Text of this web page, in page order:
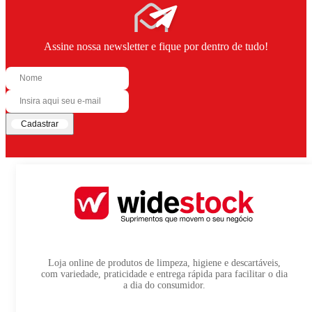
Assine nossa newsletter e fique por dentro de tudo!
Cadastrar
Loja online de produtos de limpeza, higiene e descartáveis,
com variedade, praticidade e entrega rápida para facilitar o dia
a dia do consumidor.